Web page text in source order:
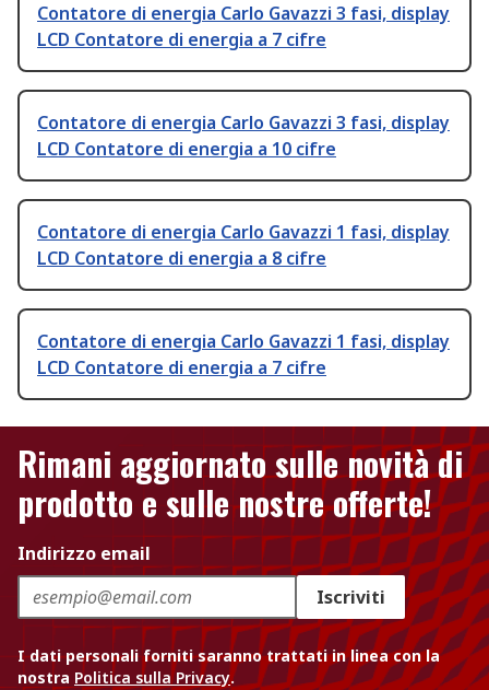
Contatore di energia Carlo Gavazzi 3 fasi, display
LCD Contatore di energia a 7 cifre
Contatore di energia Carlo Gavazzi 3 fasi, display
LCD Contatore di energia a 10 cifre
Contatore di energia Carlo Gavazzi 1 fasi, display
LCD Contatore di energia a 8 cifre
Contatore di energia Carlo Gavazzi 1 fasi, display
LCD Contatore di energia a 7 cifre
Rimani aggiornato sulle novità di
prodotto e sulle nostre offerte!
Indirizzo email
Iscriviti
I dati personali forniti saranno trattati in linea con la
nostra Politica sulla Privacy.